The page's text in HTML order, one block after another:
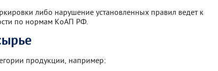
либо нарушение установленных правил ведет к
по нормам КоАП РФ.
продукции, например: